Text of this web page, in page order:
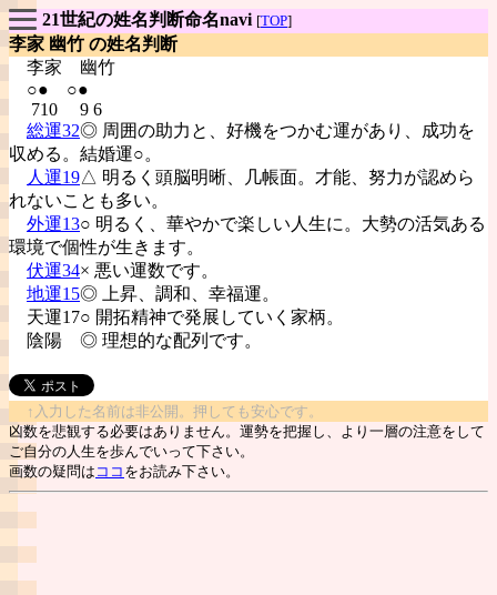
21世紀の姓名判断命名navi [TOP]
李家 幽竹 の姓名判断
李家 幽竹
○● ○●
710 9 6
総運32◎ 周囲の助力と、好機をつかむ運があり、成功を
収める。結婚運○。
人運19△ 明るく頭脳明晰、几帳面。才能、努力が認めら
れないことも多い。
外運13○ 明るく、華やかで楽しい人生に。大勢の活気ある
環境で個性が生きます。
伏運34× 悪い運数です。
地運15◎ 上昇、調和、幸福運。
天運17○ 開拓精神で発展していく家柄。
陰陽 ◎ 理想的な配列です。
↑入力した名前は非公開。押しても安心です。
凶数を悲観する必要はありません。運勢を把握し、より一層の注意をして
ご自分の人生を歩んでいって下さい。
画数の疑問は ココ をお読み下さい。